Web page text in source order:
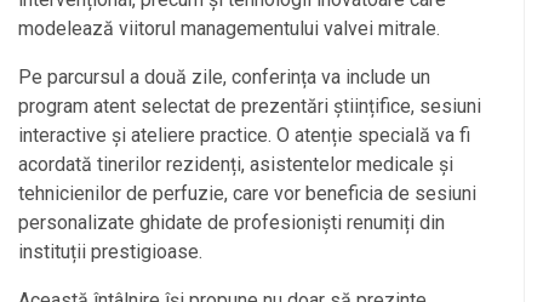
modelează viitorul managementului valvei mitrale.
Pe parcursul a două zile, conferința va include un
program atent selectat de prezentări științifice, sesiuni
interactive și ateliere practice. O atenție specială va fi
acordată tinerilor rezidenți, asistentelor medicale și
tehnicienilor de perfuzie, care vor beneficia de sesiuni
personalizate ghidate de profesioniști renumiți din
instituții prestigioase.